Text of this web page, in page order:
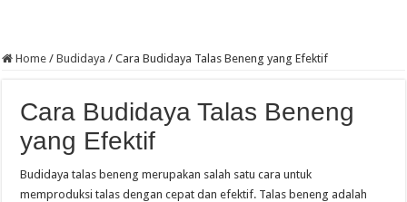
Home / Budidaya / Cara Budidaya Talas Beneng yang Efektif
Cara Budidaya Talas Beneng
yang Efektif
Budidaya talas beneng merupakan salah satu cara untuk
memproduksi talas dengan cepat dan efektif. Talas beneng adalah